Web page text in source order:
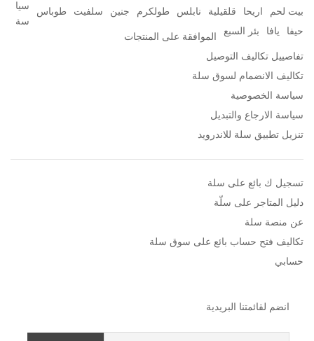
بيت لحم
اريحا قلقيلية نابلس طولكرم جنين سلفيت
طوباس
حيفا
يافا بئر السبع
سيا
سة
الموافقة على المنتجات
تفاصييل تكاليف التوصيل
تكاليف الانضمام لسوق سلة
سياسة الخصوصية
سياسة الارجاع والتبديل
تنزيل تطبيق سلة للاندرويد
تسجيل ك بائع على سلة
دليل المتاجر على سلّة
عن منصة سلة
تكاليف فتح حساب بائع على سوق سلة
حسابي
انضم لقائمتنا البريدية